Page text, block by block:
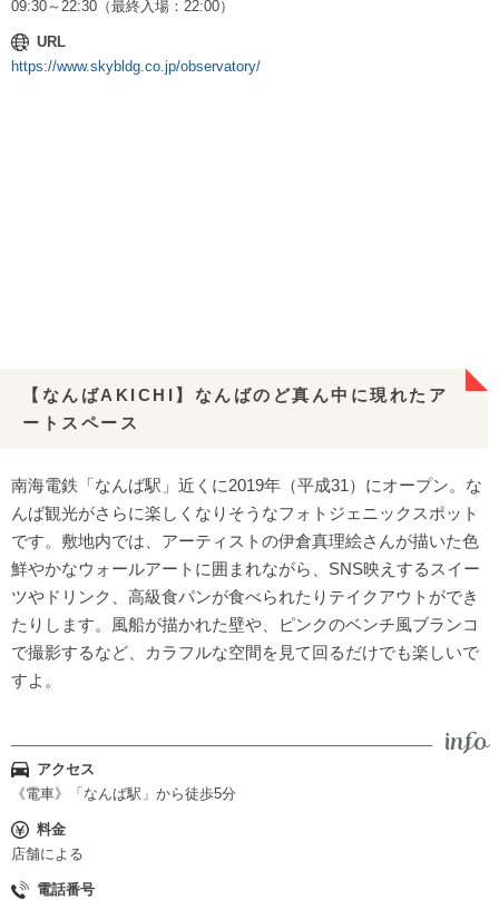
09:30～22:30（最終入場：22:00）
URL
https://www.skybldg.co.jp/observatory/
【なんばAKICHI】なんばのど真ん中に現れたア
ートスペース
南海電鉄「なんば駅」近くに2019年（平成31）にオープン。な
んば観光がさらに楽しくなりそうなフォトジェニックスポット
です。敷地内では、アーティストの伊倉真理絵さんが描いた色
鮮やかなウォールアートに囲まれながら、SNS映えするスイー
ツやドリンク、高級食パンが食べられたりテイクアウトができ
たりします。風船が描かれた壁や、ピンクのベンチ風ブランコ
で撮影するなど、カラフルな空間を見て回るだけでも楽しいで
すよ。
アクセス
《電車》「なんば駅」から徒歩5分
料金
店舗による
電話番号